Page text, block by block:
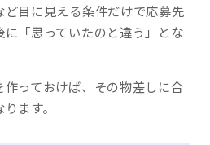
目に見える条件だけで応募先
「思っていたのと違う」とな
っておけば、その物差しに合
ます。